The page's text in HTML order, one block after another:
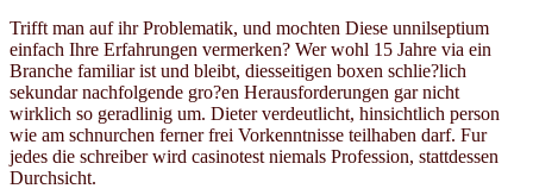
Trifft man auf ihr Problematik, und mochten Diese unnilseptium
einfach Ihre Erfahrungen vermerken? Wer wohl 15 Jahre via ein
Branche familiar ist und bleibt, diesseitigen boxen schlie?lich
sekundar nachfolgende gro?en Herausforderungen gar nicht
wirklich so geradlinig um. Dieter verdeutlicht, hinsichtlich person
wie am schnurchen ferner frei Vorkenntnisse teilhaben darf. Fur
jedes die schreiber wird casinotest niemals Profession, stattdessen
Durchsicht.